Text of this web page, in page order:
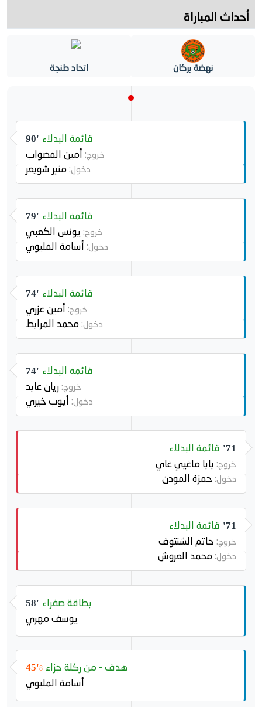
أحداث المباراة
نهضة بركان اتحاد طنجة
90' قائمة البدلاء
خروج: أمين المصواب
دخول: منير شويعر
79' قائمة البدلاء
خروج: يونس الكعبي
دخول: أسامة المليوي
74' قائمة البدلاء
خروج: أمين عزري
دخول: محمد المرابط
74' قائمة البدلاء
خروج:ريان عابد
دخول: أيوب خيري
71' قائمة البدلاء
خروج: بابا ماغيي غاي
دخول: حمزة المودن
71' قائمة البدلاء
خروج: حاتم الشنتوف
دخول: محمد العروش
58' بطاقة صفراء
يوسف مهري
45'8 هدف - من ركلة جزاء
أسامة المليوي